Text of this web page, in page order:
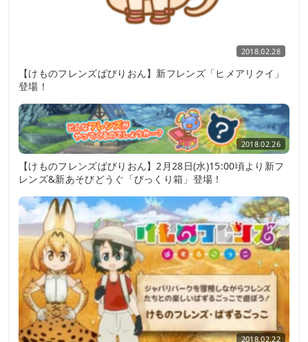
2018.02.28
【けものフレンズぱびりおん】新フレンズ「ヒメアリクイ」
登場！
2018.02.26
【けものフレンズぱびりおん】2月28日(水)15:00頃より新フ
レンズ&新あそびどうぐ「びっくり箱」登場！
2018.02.22